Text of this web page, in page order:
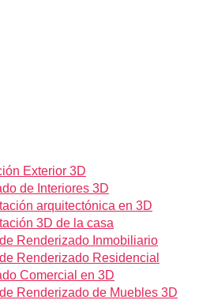
Exterior 3D
de Interiores 3D
arquitectónica en 3D
3D de la casa
Renderizado Inmobiliario
Renderizado Residencial
Comercial en 3D
Renderizado de Muebles 3D